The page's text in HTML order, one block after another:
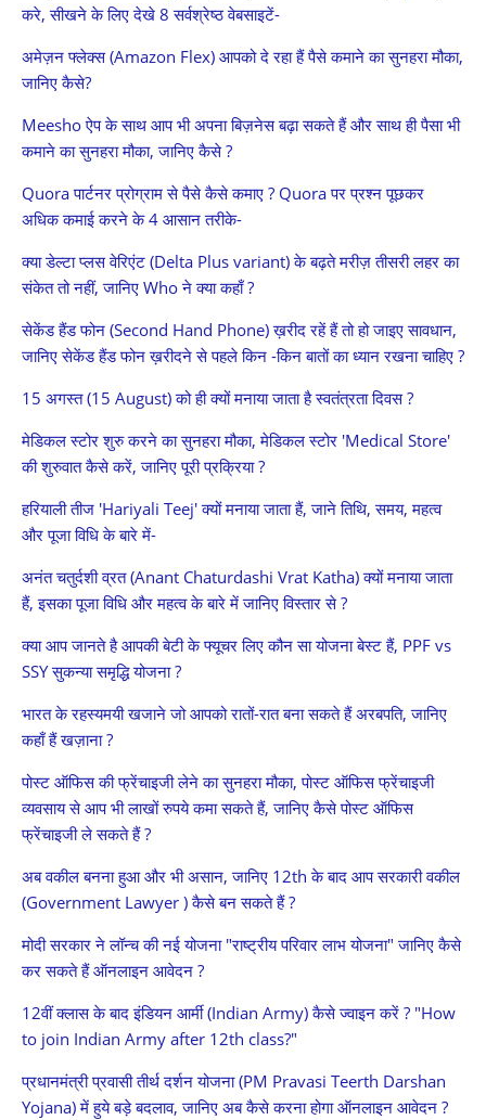
करे, सीखने के लिए देखे 8 सर्वश्रेष्ठ वेबसाइटें-
अमेज़न फ्लेक्स (Amazon Flex) आपको दे रहा हैं पैसे कमाने का सुनहरा मौका,
जानिए कैसे?
Meesho ऐप के साथ आप भी अपना बिज़नेस बढ़ा सकते हैं और साथ ही पैसा भी
कमाने का सुनहरा मौका, जानिए कैसे ?
Quora पार्टनर प्रोग्राम से पैसे कैसे कमाए ? Quora पर प्रश्न पूछकर
अधिक कमाई करने के 4 आसान तरीके-
क्या डेल्टा प्लस वेरिएंट (Delta Plus variant) के बढ़ते मरीज़ तीसरी लहर का
संकेत तो नहीं, जानिए Who ने क्या कहाँ ?
सेकेंड हैंड फोन (Second Hand Phone) ख़रीद रहें हैं तो हो जाइए सावधान,
जानिए सेकेंड हैंड फोन ख़रीदने से पहले किन -किन बातों का ध्यान रखना चाहिए ?
15 अगस्त (15 August) को ही क्यों मनाया जाता है स्वतंत्रता दिवस ?
मेडिकल स्टोर शुरु करने का सुनहरा मौका, मेडिकल स्टोर 'Medical Store'
की शुरुवात कैसे करें, जानिए पूरी प्रक्रिया ?
हरियाली तीज 'Hariyali Teej' क्यों मनाया जाता हैं, जाने तिथि, समय, महत्व
और पूजा विधि के बारे में-
अनंत चतुर्दशी व्रत (Anant Chaturdashi Vrat Katha) क्यों मनाया जाता
हैं, इसका पूजा विधि और महत्व के बारे में जानिए विस्तार से ?
क्या आप जानते है आपकी बेटी के फ्यूचर लिए कौन सा योजना बेस्ट हैं, PPF vs
SSY सुकन्या समृद्धि योजना ?
भारत के रहस्यमयी खजाने जो आपको रातों-रात बना सकते हैं अरबपति, जानिए
कहाँ हैं खज़ाना ?
पोस्ट ऑफिस की फ्रेंचाइजी लेने का सुनहरा मौका, पोस्ट ऑफिस फ्रेंचाइजी
व्यवसाय से आप भी लाखों रुपये कमा सकते हैं, जानिए कैसे पोस्ट ऑफिस
फ्रेंचाइजी ले सकते हैं ?
अब वकील बनना हुआ और भी असान, जानिए 12th के बाद आप सरकारी वकील
(Government Lawyer ) कैसे बन सकते हैं ?
मोदी सरकार ने लॉन्च की नई योजना "राष्ट्रीय परिवार लाभ योजना" जानिए कैसे
कर सकते हैं ऑनलाइन आवेदन ?
12वीं क्लास के बाद इंडियन आर्मी (Indian Army) कैसे ज्वाइन करें ? "How
to join Indian Army after 12th class?"
प्रधानमंत्री प्रवासी तीर्थ दर्शन योजना (PM Pravasi Teerth Darshan
Yojana) में हुये बड़े बदलाव, जानिए अब कैसे करना होगा ऑनलाइन आवेदन ?